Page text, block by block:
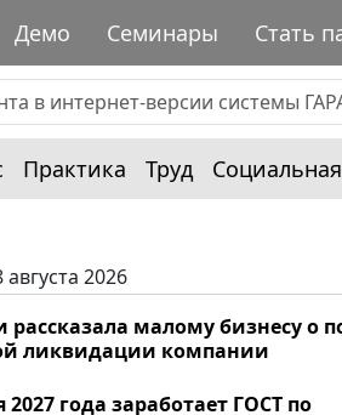
Демо Семинары Стать
Практика Труд
августа 2026
рассказала малому бизнесу о
ликвидации компании
2027 года заработает ГОСТ по